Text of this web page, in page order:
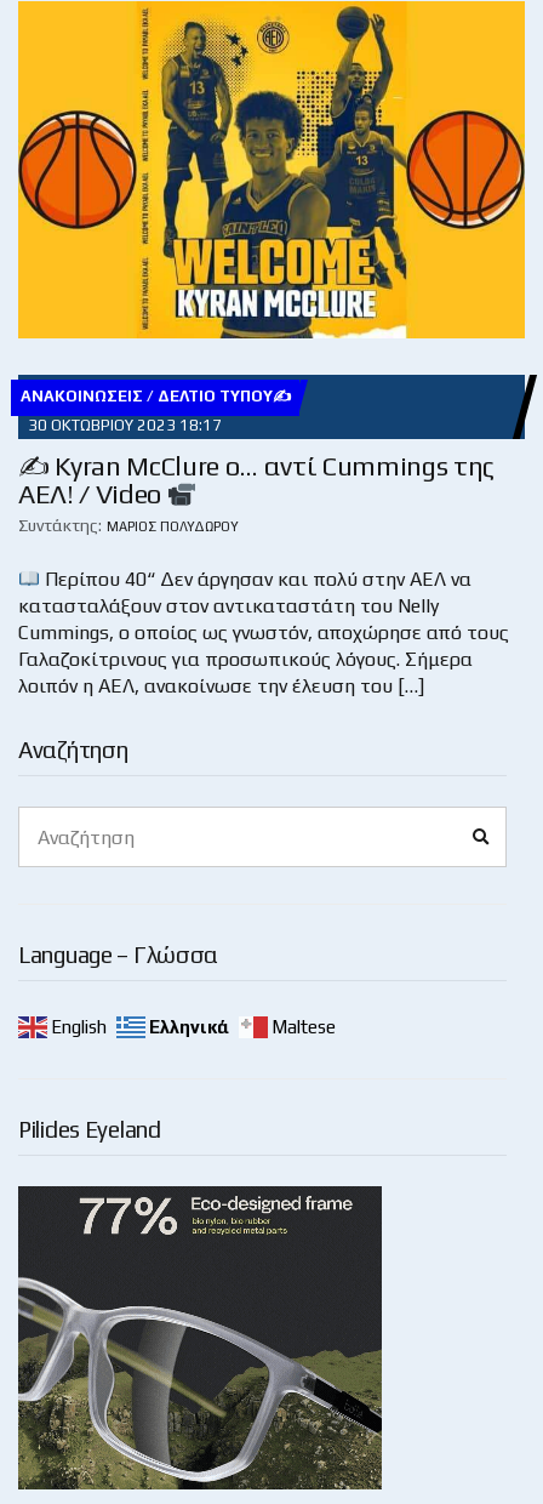
Αναζήτηση
for:
Language – Γλώσσα
English Ελληνικά Maltese
Pilides Eyeland
ΑΝΑΚΟΙΝΏΣΕΙΣ / ΔΕΛΤΊΟ ΤΎΠΟΥ✍
30 ΟΚΤΩΒΡΊΟΥ 2023 18:17
✍ Kyran McClure o… αντί Cummings της
ΑΕΛ! / Video
Συντάκτης: ΜΆΡΙΟΣ ΠΟΛΥΔΏΡΟΥ
Περίπου 40“ Δεν άργησαν και πολύ στην ΑΕΛ να
κατασταλάξουν στον αντικαταστάτη του Nelly
Cummings, ο οποίος ως γνωστόν, αποχώρησε από τους
Γαλαζοκίτρινους για προσωπικούς λόγους. Σήμερα
λοιπόν η ΑΕΛ, ανακοίνωσε την έλευση του […]